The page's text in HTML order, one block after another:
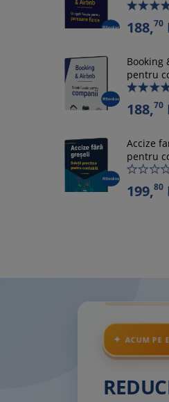
188,70
Booking
pentru
188,70
Accize
pentru
199,80
ACUM PE